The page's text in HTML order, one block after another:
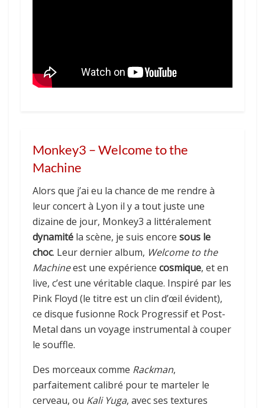
Monkey3 – Welcome to the
Machine
Alors que j’ai eu la chance de me rendre à
leur concert à Lyon il y a tout juste une
dizaine de jour, Monkey3 a littéralement
dynamité la scène, je suis encore sous le
choc. Leur dernier album, Welcome to the
Machineest une expérience cosmique, et en
live, c’est une véritable claque. Inspiré par les
Pink Floyd (le titre est un clin d’œil évident),
ce disque fusionne Rock Progressif et Post-
Metal dans un voyage instrumental à couper
le souffle.
Des morceaux comme Rackman,
parfaitement calibré pour te marteler le
cerveau, ou Kali Yuga, avec ses textures